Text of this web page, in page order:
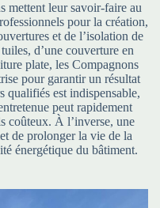
mettent leur savoir-faire au
pour la création,
et de l’isolation de
d’une couverture en
plate, les Compagnons
pour garantir un résultat
qualifiés est indispensable,
peut rapidement
coûteux. À l’inverse, une
de prolonger la vie de la
énergétique du bâtiment.